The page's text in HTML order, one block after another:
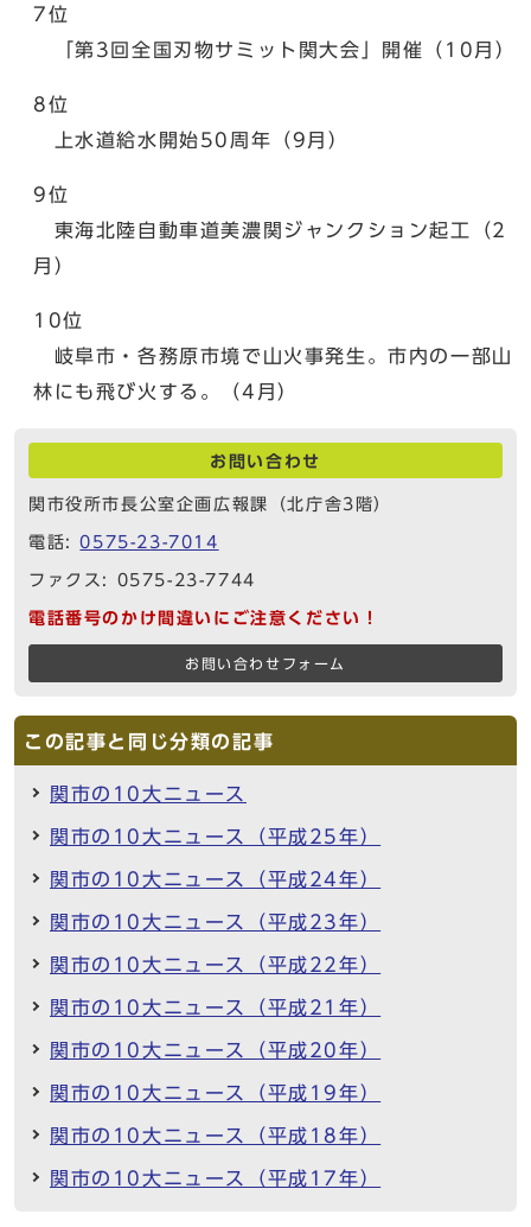
7位
「第3回全国刃物サミット関大会」開催（10月）
8位
上水道給水開始50周年（9月）
9位
東海北陸自動車道美濃関ジャンクション起工（2
月）
10位
岐阜市・各務原市境で山火事発生。市内の一部山
林にも飛び火する。（4月）
お問い合わせ
関市役所市長公室企画広報課（北庁舎3階）
電話:0575-23-7014
ファクス: 0575-23-7744
電話番号のかけ間違いにご注意ください！
お問い合わせフォーム
この記事と同じ分類の記事
関市の10大ニュース
関市の10大ニュース（平成25年）
関市の10大ニュース（平成24年）
関市の10大ニュース（平成23年）
関市の10大ニュース（平成22年）
関市の10大ニュース（平成21年）
関市の10大ニュース（平成20年）
関市の10大ニュース（平成19年）
関市の10大ニュース（平成18年）
関市の10大ニュース（平成17年）